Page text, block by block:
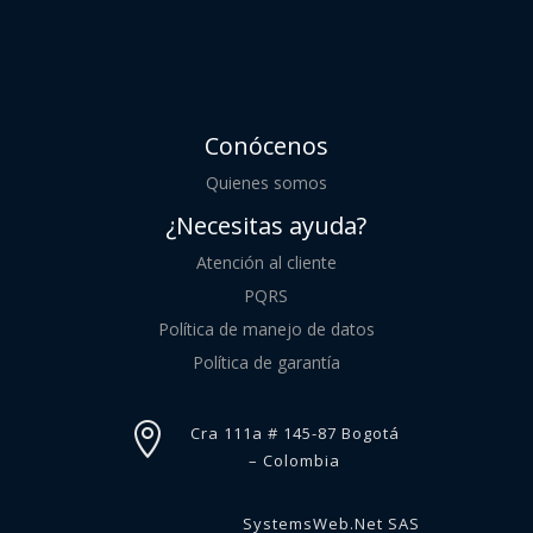
Conócenos
Quienes somos
¿Necesitas ayuda?
Atención al cliente
PQRS
Política de manejo de datos
Política de garantía

Cra 111a # 145-87 Bogotá
– Colombia
SystemsWeb.Net SAS